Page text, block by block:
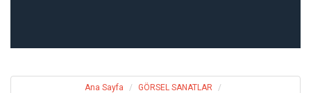
Ana Sayfa GÖRSEL SANATLAR